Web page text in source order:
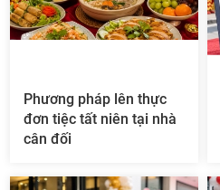
Phương pháp lên thực
đơn tiệc tất niên tại nhà
cân đối